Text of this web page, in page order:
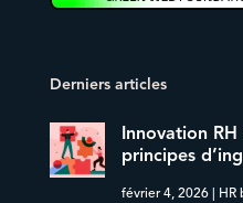
Derniers articles
Innovation RH
principes
février 4, 2026| HR